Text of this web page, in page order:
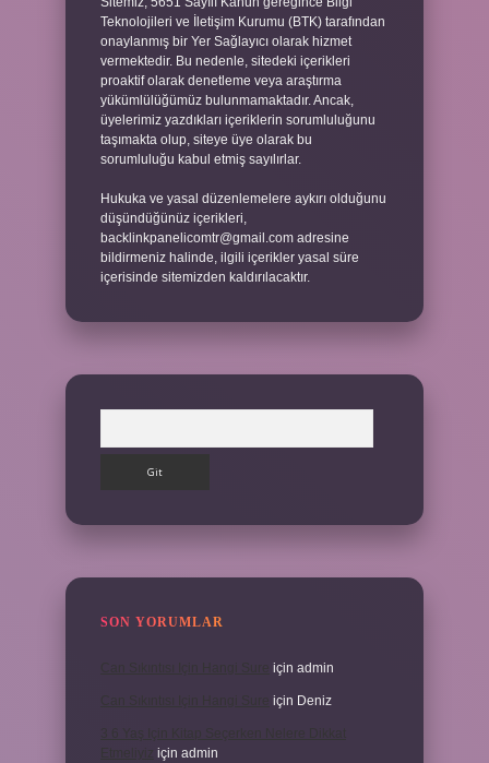
Teknolojileri ve İletişim Kurumu (BTK) tarafından
onaylanmış bir Yer Sağlayıcı olarak hizmet
vermektedir. Bu nedenle, sitedeki içerikleri
proaktif olarak denetleme veya araştırma
yükümlülüğümüz bulunmamaktadır. Ancak,
üyelerimiz yazdıkları içeriklerin sorumluluğunu
taşımakta olup, siteye üye olarak bu
sorumluluğu kabul etmiş sayılırlar.
Hukuka ve yasal düzenlemelere aykırı olduğunu
düşündüğünüz içerikleri,
backlinkpanelicomtr@gmail.com adresine
bildirmeniz halinde, ilgili içerikler yasal süre
içerisinde sitemizden kaldırılacaktır.
SON YORUMLAR
için admin
için Deniz
için admin